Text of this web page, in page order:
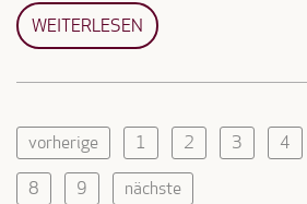
WEITERLESEN
vorherige 1 2 3 4
8 9 nächste